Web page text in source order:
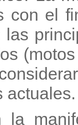
con el
actuales.
la